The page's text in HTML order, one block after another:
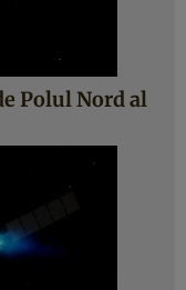
Polul Nord al